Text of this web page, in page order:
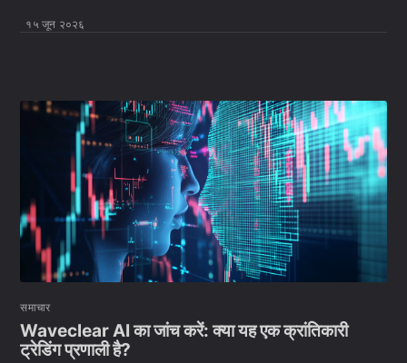
१५ जून २०२६
समाचार
Waveclear AI का जांच करें: क्या यह एक क्रांतिकारी
ट्रेडिंग प्रणाली है?